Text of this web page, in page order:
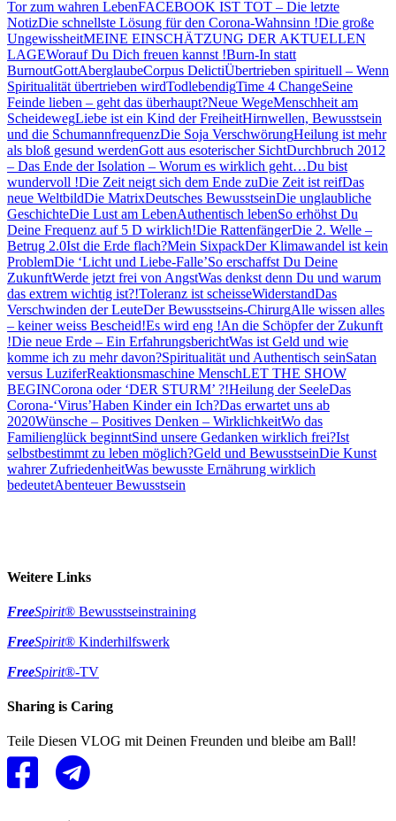
Tor zum wahren LebenFACEBOOK IST TOT – Die letzte
NotizDie schnellste Lösung für den Corona-Wahnsinn !Die große
UngewissheitMEINE EINSCHÄTZUNG DER AKTUELLEN
LAGEWorauf Du Dich freuen kannst !Burn-In statt
BurnoutGottAberglaubeCorpus DelictiÜbertrieben spirituell – Wenn
Spiritualität übertrieben wirdTodlebendigTime 4 ChangeSeine
Feinde lieben – geht das überhaupt?Neue WegeMenschheit am
ScheidewegLiebe ist ein Kind der FreiheitHirnwellen, Bewusstsein
und die SchumannfrequenzDie Soja VerschwörungHeilung ist mehr
als bloß gesund werdenGott aus esoterischer SichtDurchbruch 2012
– Das Ende der Isolation – Worum es wirklich geht…Du bist
wundervoll !Die Zeit neigt sich dem Ende zuDie Zeit ist reifDas
neue WeltbildDie MatrixDeutsches BewusstseinDie unglaubliche
GeschichteDie Lust am LebenAuthentisch lebenSo erhöhst Du
Deine Frequenz auf 5 D wirklich!Die RattenfängerDie 2. Welle –
Betrug 2.0Ist die Erde flach?Mein SixpackDer Klimawandel ist kein
ProblemDie ‘Licht und Liebe-Falle’So erschaffst Du Deine
ZukunftWerde jetzt frei von AngstWas denkst denn Du und warum
das extrem wichtig ist?!Toleranz ist scheisseWiderstandDas
Verschwinden der LeuteDer Bewusstseins-ChirurgAlle wissen alles
– keiner weiss Bescheid!Es wird eng !An die Schöpfer der Zukunft
!Die neue Erde – Ein ErfahrungsberichtWas ist Geld und wie
komme ich zu mehr davon?Spiritualität und Authentisch seinSatan
versus LuziferReaktionsmaschine MenschLET THE SHOW
BEGINCorona oder ‘DER STURM’ ?!Heilung der SeeleDas
Corona-‘Virus’Haben Kinder ein Ich?Das erwartet uns ab
2020Wünsche – Positives Denken – WirklichkeitWo das
Familienglück beginntSind unsere Gedanken wirklich frei?Ist
selbstbestimmt zu leben möglich?Geld und BewusstseinDie Kunst
wahrer ZufriedenheitWas bewusste Ernährung wirklich
bedeutetAbenteuer Bewusstsein
Weitere Links
FreeSpirit® Bewusstseinstraining
FreeSpirit® Kinderhilfswerk
FreeSpirit®-TV
Sharing is Caring
Teile Diesen VLOG mit Deinen Freunden und bleibe am Ball!